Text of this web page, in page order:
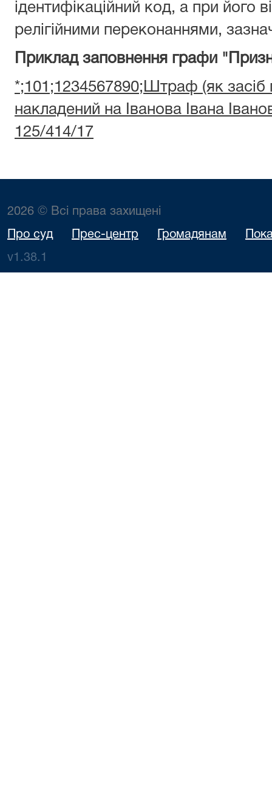
ідентифікаційний код, а при його
релігійними переконаннями,
Приклад заповнення графи
*;101;1234567890;Штраф (як засіб
накладений на Іванова Івана
125/414/17
2026 © Всі права захищені
Про суд Прес-центр Громадянам
v1.38.1